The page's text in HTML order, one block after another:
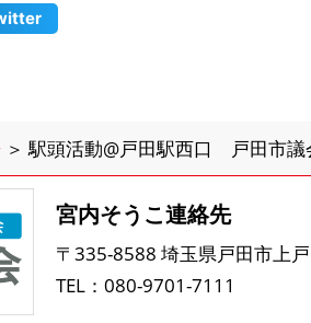
＞駅頭活動@戸田駅西口 戸田市
宮内そうこ連絡先
〒335-8588 埼玉県戸田市上
TEL：080-9701-7111